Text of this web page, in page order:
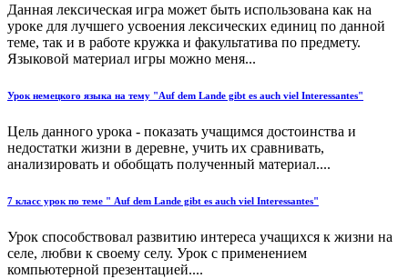
Данная лексическая игра может быть использована как на
уроке для лучшего усвоения лексических единиц по данной
теме, так и в работе кружка и факультатива по предмету.
Языковой материал игры можно меня...
Урок немецкого языка на тему "Auf dem Lande gibt es auch viel Interessantes"
Цель данного урока - показать учащимся достоинства и
недостатки жизни в деревне, учить их сравнивать,
анализировать и обобщать полученный материал....
7 класс урок по теме " Auf dem Lande gibt es auch viel Interessantes"
Урок способствовал развитию интереса учащихся к жизни на
селе, любви к своему селу. Урок с применением
компьютерной презентацией....